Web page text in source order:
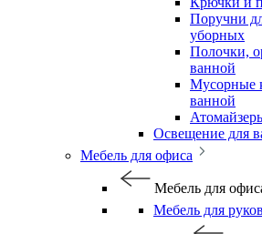
Поручни
уборных
Полочки,
ванной
Мусорные
ванной
Освещение для
Мебель для офиса
Мебель для
Мебель для